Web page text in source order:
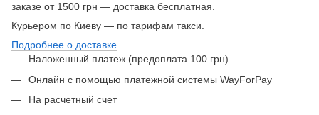
заказе от 1500 грн — доставка бесплатная.
Курьером по Киеву — по тарифам такси.
Подробнее о доставке
Наложенный платеж (предоплата 100 грн)
Онлайн с помощью платежной системы WayForPay
На расчетный счет